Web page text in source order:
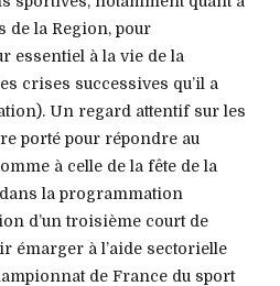
de la Region, pour
essentiel à la vie de la
crises successives qu’il a
Un regard attentif sur les
porté pour répondre au
à celle de la fête de la
la programmation
d’un troisième court de
émarger à l’aide sectorielle
de France du sport